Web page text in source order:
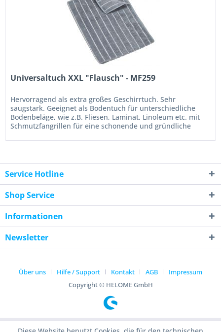
Universaltuch XXL "Flausch" - MF259
Hervorragend als extra großes Geschirrtuch. Sehr
saugstark. Geeignet als Bodentuch für unterschiedliche
Bodenbeläge, wie z.B. Fliesen, Laminat, Linoleum etc. mit
Schmutzfangrillen für eine schonende und gründliche
Service Hotline
Shop Service
Informationen
Newsletter
Über uns Hilfe / Support Kontakt AGB
Impressum
Copyright © HELOME GmbH